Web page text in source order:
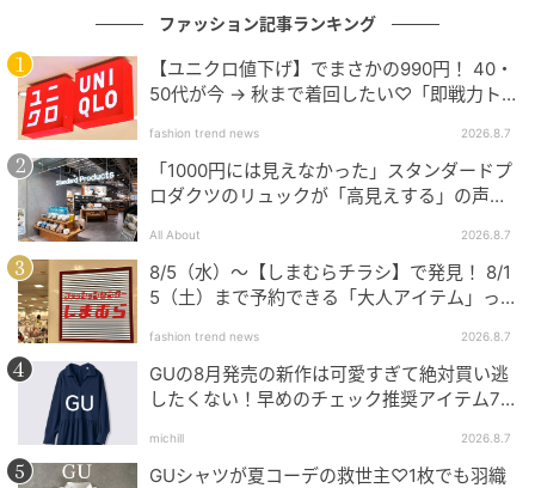
ファッション記事ランキング
【ユニクロ値下げ】でまさかの990円！ 40・
50代が今 → 秋まで着回したい♡「即戦力ト
fashion trend news 2026.8.7
「1000円には見えなかった」スタンダードプ
ロダクツのリュックが「高見えする」の声。
All About 2026.8.7
8/5（水）〜【しまむらチラシ】で発見！ 8/1
5（土）まで予約できる「大人アイテム」っ
fashion trend news 2026.8.7
GUの8月発売の新作は可愛すぎて絶対買い逃
したくない！早めのチェック推奨アイテム7
michill 2026.8.7
GUシャツが夏コーデの救世主♡1枚でも羽織